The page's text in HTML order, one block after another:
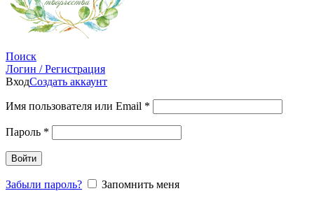
Поиск
Логин / Регистрация
ВходСоздать аккаунт
Имя пользователя или Email *
Пароль *
Войти
Забыли пароль?
Запомнить меня